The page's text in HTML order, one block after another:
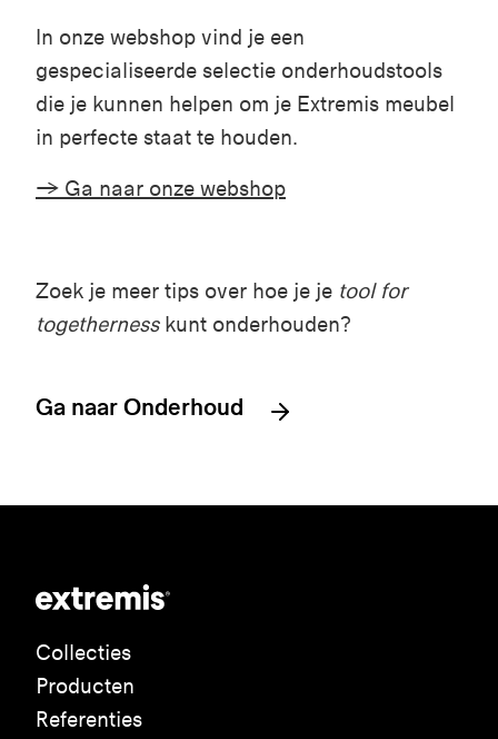
In onze webshop vind je een
gespecialiseerde selectie onderhoudstools
die je kunnen helpen om je Extremis meubel
in perfecte staat te houden.
→ Ga naar onze webshop
Zoek je meer tips over hoe je je tool for
togethernesskunt onderhouden?
Ga naar Onderhoud
Collecties
Producten
Referenties